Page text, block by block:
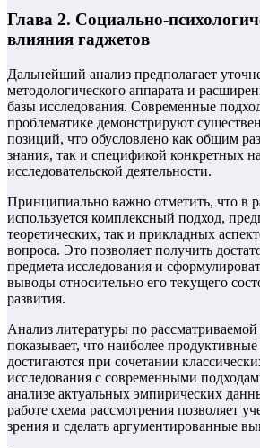
Глава 2. Социально-
влияния гаджетов
Дальнейший анализ предполагает
методологического аппарата и
базы исследования. Современные
проблематике демонстрируют
позиций, что обусловлено как общим
знания, так и спецификой конкретных
исследовательской деятельности.
Принципиально важно отметить, что в
используется комплексный подход,
теоретических, так и прикладных
вопроса. Это позволяет получить
предмета исследования и
выводы относительно его текущего
развития.
Анализ литературы по
показывает, что наиболее продуктивные
достигаются при сочетании
исследования с современными
анализе актуальных эмпирических
работе схема рассмотрения позволяет
зрения и сделать аргументированные